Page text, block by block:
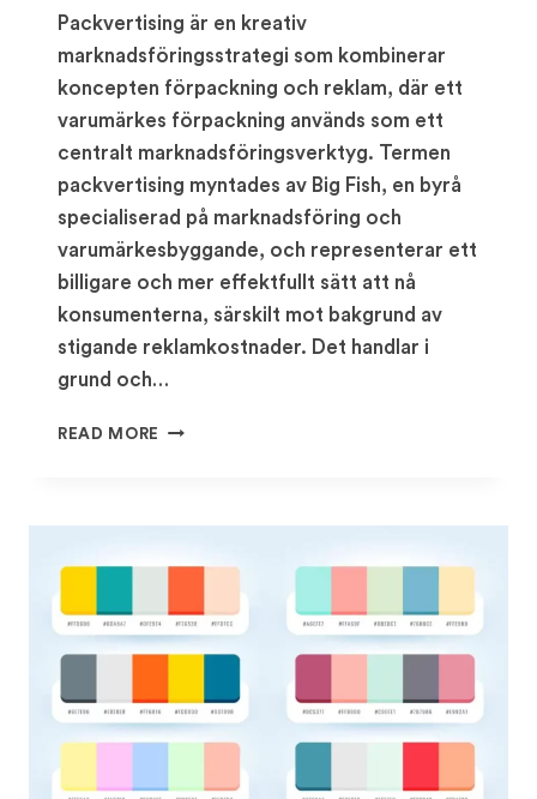
Packvertising är en kreativ
marknadsföringsstrategi som kombinerar
koncepten förpackning och reklam, där ett
varumärkes förpackning används som ett
centralt marknadsföringsverktyg. Termen
packvertising myntades av Big Fish, en byrå
specialiserad på marknadsföring och
varumärkesbyggande, och representerar ett
billigare och mer effektfullt sätt att nå
konsumenterna, särskilt mot bakgrund av
stigande reklamkostnader. Det handlar i
grund och…
READ MORE PACKVERTISING: